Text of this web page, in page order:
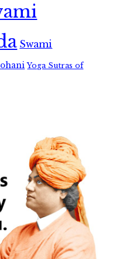
Swami
Yoga Sutras of